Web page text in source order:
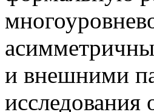
и внешними